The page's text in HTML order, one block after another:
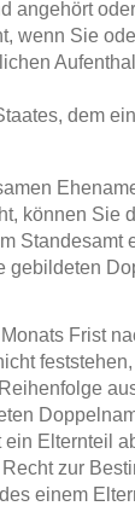
angehört oder
wenn Sie
dem
können Sie
Standesamt
gebildeten
Frist
Elternteil
zur
einem